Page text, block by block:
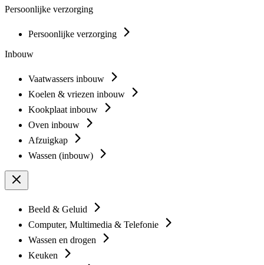
Persoonlijke verzorging
Persoonlijke verzorging
Inbouw
Vaatwassers inbouw
Koelen & vriezen inbouw
Kookplaat inbouw
Oven inbouw
Afzuigkap
Wassen (inbouw)
Beeld & Geluid
Computer, Multimedia & Telefonie
Wassen en drogen
Keuken